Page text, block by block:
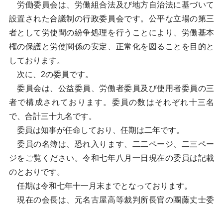
労働委員会は、労働組合法及び地方自治法に基づいて
設置された合議制の行政委員会です。公平な立場の第三
者として労使間の紛争処理を行うことにより、労働基本
権の保護と労使関係の安定、正常化を図ることを目的と
しております。
次に、2の委員です。
委員会は、公益委員、労働者委員及び使用者委員の三
者で構成されております。委員の数はそれぞれ十三名
で、合計三十九名です。
委員は知事が任命しており、任期は二年です。
委員の名簿は、恐れ入ります、二二ページ、二三ペー
ジをご覧ください。令和七年八月一日現在の委員は記載
のとおりです。
任期は令和七年十一月末までとなっております。
現在の会長は、元名古屋高等裁判所長官の團藤丈士委